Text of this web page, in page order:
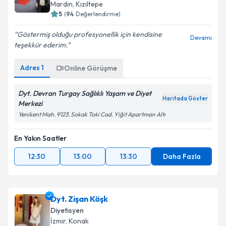
Kişisel verilerimin işlenmesine ilişkinAydınlatma
Metni'ni okudum ve kişisel verilerimin belirtilen
Takvim Talebini Gönder
Mardin, Kızıltepe
5 (94 Değerlendirme)
Göstermiş olduğu profesyonellik için kendisine
teşekkür ederim.
Devamı
Adres 1 Online Görüşme
Dyt. Devran Turgay Sağlıklı Yaşam ve Diyet
Merkezi
Haritada Göster
Yenikent Mah. 9123. Sokak Toki Cad. Yiğit Apartman Altı
En Yakın Saatler
12:30
13:00 13:30 Daha Fazla
Dyt. Zişan Köşk
Diyetisyen
İzmir, Konak